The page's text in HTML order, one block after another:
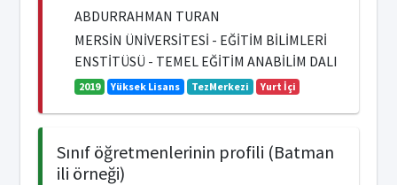
ABDURRAHMAN TURAN
MERSİN ÜNİVERSİTESİ - EĞİTİM BİLİMLERİ
ENSTİTÜSÜ - TEMEL EĞİTİM ANABİLİM DALI
2019 Yüksek Lisans TezMerkezi Yurt İçi
Sınıf öğretmenlerinin profili (Batman
ili örneği)